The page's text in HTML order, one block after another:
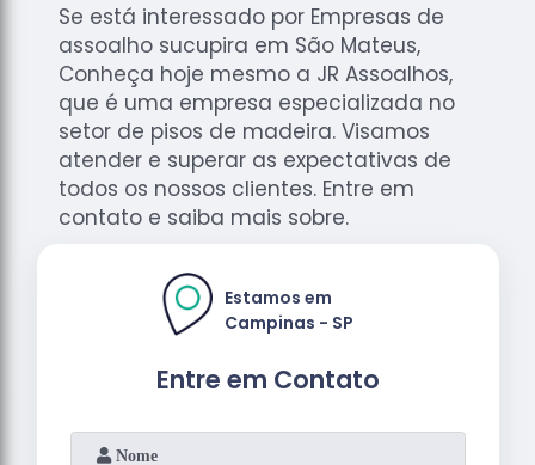
Se está interessado por Empresas de
assoalho sucupira em São Mateus,
Conheça hoje mesmo a JR Assoalhos,
que é uma empresa especializada no
setor de pisos de madeira. Visamos
atender e superar as expectativas de
todos os nossos clientes. Entre em
contato e saiba mais sobre.
Entre em Contato
Estamos em
Campinas - SP